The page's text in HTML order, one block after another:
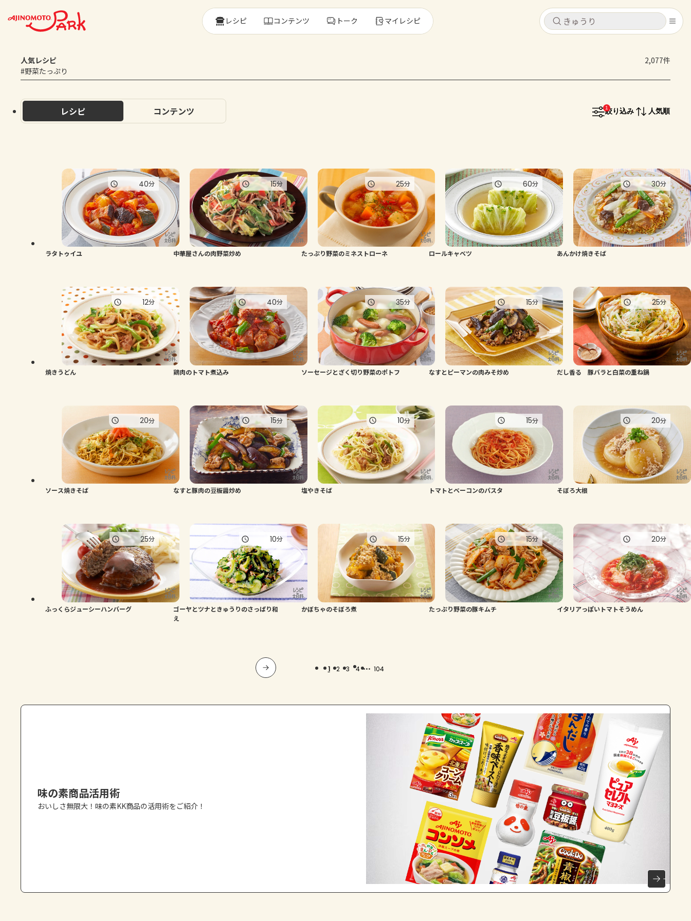
キャンセル
レシピ
トーク
よくあるお問い合わせ
AJINOMOTO PARK とは
キャンセル
レシピ コンテンツ トーク マイレシピ
人気レシピ
2,077件
#野菜たっぷり
レシピ コンテンツ 1
絞り込み 人気順
ラタトゥイユ
40分
中華屋さんの肉野菜炒め
15分
たっぷり野菜のミネストローネ
25分
ロールキャベツ
60分
あんかけ焼きそば
30分
焼きうどん
12分
鶏肉のトマト煮込み
40分
ソーセージとざく切り野菜のポトフ
35分
なすとピーマンの肉みそ炒め
15分
だし香る 豚バラと白菜の重ね鍋
25分
ソース焼きそば
20分
なすと豚肉の豆板醤炒め
15分
塩やきそば
10分
トマトとベーコンのパスタ
15分
そぼろ大根
20分
ふっくらジューシーハンバーグ
25分
ゴーヤとツナときゅうりのさっぱり和
え
10分
かぼちゃのそぼろ煮
15分
たっぷり野菜の豚キムチ
15分
イタリアっぽいトマトそうめん
20分
1 2 3 4 ... 104
味の素商品活用術
おいしさ無限大！味の素KK商品の活用術をご紹介！